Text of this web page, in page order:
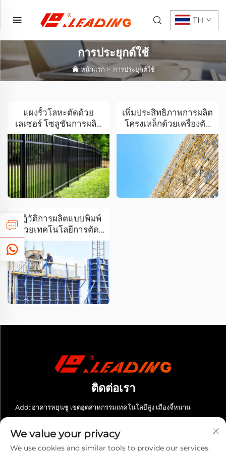
TH
การประยุกต์ใช้
หน้าแรก > การประยุกต์ใช้
แผงรั้วโลหะตัดด้วย
เลเซอร์ โซลูชันการผลิต
ยุคใหม่
เพิ่มประสิทธิภาพการผลิต
โครงเหล็กด้วยเครื่องตัด
ท่อไฟเบอร์เลเซอร์
ปฏิวัติการผลิตแบบพิมพ์
ด้วยเทคโนโลยีการตัด
ด้วยเลเซอร์ไฟเบอร์
ติดต่อเรา
Add: อาคารหยุนซู เขตอุตสาหกรรมเทคโนโลยีสูง เมืองจี้หนาน
มณฑลซานตง
โทร: +86-13280023931
อีเมล:[email protected]
We value your privacy
We use cookies and similar tools to provide our services.